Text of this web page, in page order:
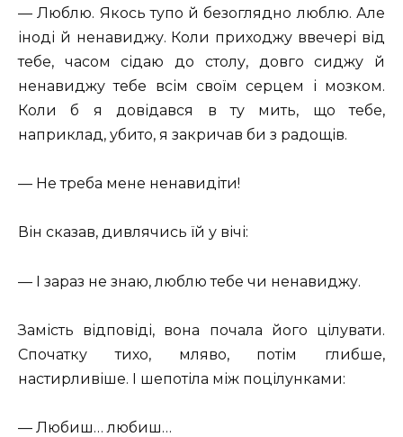
— Люблю. Якось тупо й безоглядно люблю. Але
іноді й ненавиджу. Коли приходжу ввечері від
тебе, часом сідаю до столу, довго сиджу й
ненавиджу тебе всім своїм серцем і мозком.
Коли б я довідався в ту мить, що тебе,
наприклад, убито, я закричав би з радощів.
— Не треба мене ненавидіти!
Він сказав, дивлячись їй у вічі:
— І зараз не знаю, люблю тебе чи ненавиджу.
Замість відповіді, вона почала його цілувати.
Спочатку тихо, мляво, потім глибше,
настирливіше. І шепотіла між поцілунками:
— Любиш… любиш…